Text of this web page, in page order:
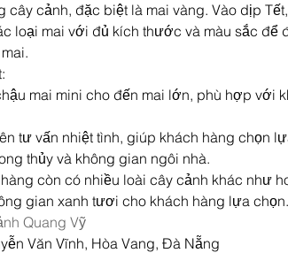
cây cảnh, đặc biệt là mai vàng. Vào dịp
loại mai với đủ kích thước và màu sắc để
mai mini cho đến mai lớn, phù hợp với
tư vấn nhiệt tình, giúp khách hàng chọn
thủy và không gian ngôi nhà.
còn có nhiều loài cây cảnh khác như
gian xanh tươi cho khách hàng lựa chọn.
Quang Vỹ
Văn Vĩnh, Hòa Vang, Đà Nẵng